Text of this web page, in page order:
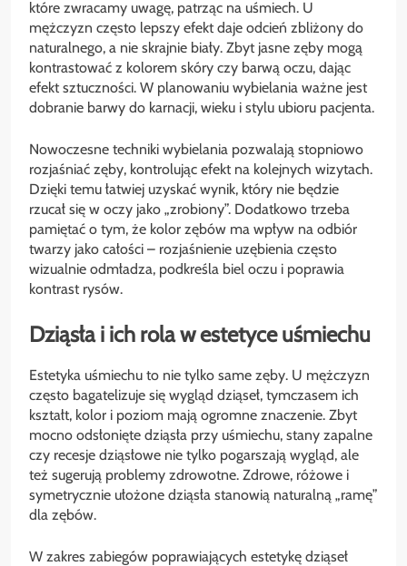
które zwracamy uwagę, patrząc na uśmiech. U
mężczyzn często lepszy efekt daje odcień zbliżony do
naturalnego, a nie skrajnie biały. Zbyt jasne zęby mogą
kontrastować z kolorem skóry czy barwą oczu, dając
efekt sztuczności. W planowaniu wybielania ważne jest
dobranie barwy do karnacji, wieku i stylu ubioru pacjenta.
Nowoczesne techniki wybielania pozwalają stopniowo
rozjaśniać zęby, kontrolując efekt na kolejnych wizytach.
Dzięki temu łatwiej uzyskać wynik, który nie będzie
rzucał się w oczy jako „zrobiony”. Dodatkowo trzeba
pamiętać o tym, że kolor zębów ma wpływ na odbiór
twarzy jako całości – rozjaśnienie uzębienia często
wizualnie odmładza, podkreśla biel oczu i poprawia
kontrast rysów.
Dziąsła i ich rola w estetyce uśmiechu
Estetyka uśmiechu to nie tylko same zęby. U mężczyzn
często bagatelizuje się wygląd dziąseł, tymczasem ich
kształt, kolor i poziom mają ogromne znaczenie. Zbyt
mocno odsłonięte dziąsła przy uśmiechu, stany zapalne
czy recesje dziąsłowe nie tylko pogarszają wygląd, ale
też sugerują problemy zdrowotne. Zdrowe, różowe i
symetrycznie ułożone dziąsła stanowią naturalną „ramę”
dla zębów.
W zakres zabiegów poprawiających estetykę dziąseł